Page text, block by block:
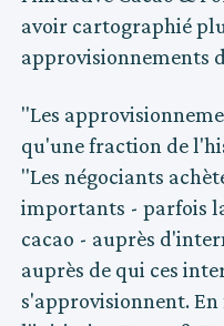
avoir cartographié
approvisionnements
"Les
qu'une fraction de
"Les négociants
importants - parfois
cacao - auprès
auprès de qui ces
s'approvisionnent.